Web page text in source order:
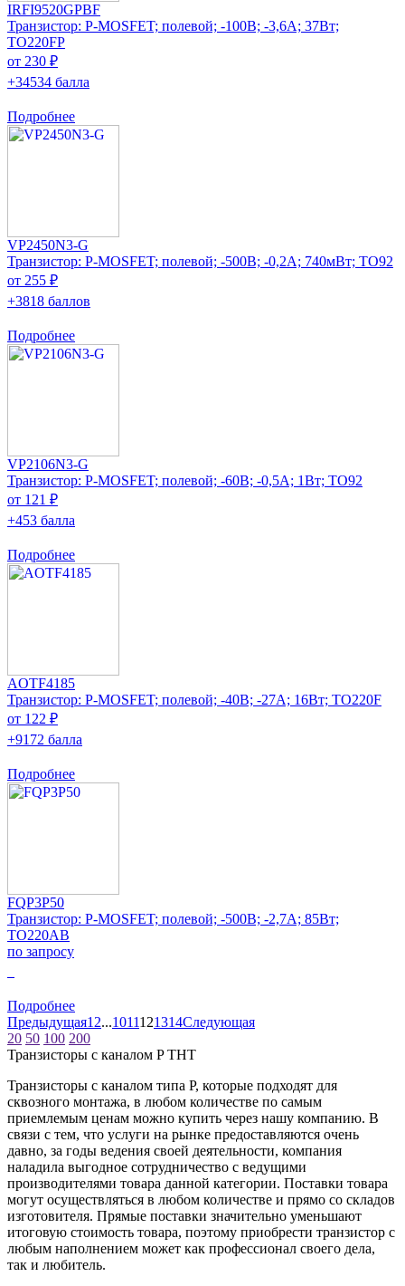
IRFI9520GPBF
Транзистор: P-MOSFET; полевой; -100В; -3,6А; 37Вт;
TO220FP
от 230 ₽
+34534 балла
Подробнее
VP2450N3-G
Транзистор: P-MOSFET; полевой; -500В; -0,2А; 740мВт; TO92
от 255 ₽
+3818 баллов
Подробнее
VP2106N3-G
Транзистор: P-MOSFET; полевой; -60В; -0,5А; 1Вт; TO92
от 121 ₽
+453 балла
Подробнее
AOTF4185
Транзистор: P-MOSFET; полевой; -40В; -27А; 16Вт; TO220F
от 122 ₽
+9172 балла
Подробнее
FQP3P50
Транзистор: P-MOSFET; полевой; -500В; -2,7А; 85Вт;
TO220AB
по запросу
Подробнее
Предыдущая1 2...1011121314Следующая
20 50 100 200
Транзисторы с каналом P THT
Транзисторы с каналом типа Р, которые подходят для
сквозного монтажа, в любом количестве по самым
приемлемым ценам можно купить через нашу компанию. В
связи с тем, что услуги на рынке предоставляются очень
давно, за годы ведения своей деятельности, компания
наладила выгодное сотрудничество с ведущими
производителями товара данной категории. Поставки товара
могут осуществляться в любом количестве и прямо со складов
изготовителя. Прямые поставки значительно уменьшают
итоговую стоимость товара, поэтому приобрести транзистор с
любым наполнением может как профессионал своего дела,
так и любитель.